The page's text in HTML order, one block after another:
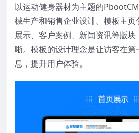
以运动健身器材为主题的
械生产和销售企业设计。模板主
展示、客户案例、新闻资讯等版
晰。模板的设计理念是让访客在
息，提升用户体验。